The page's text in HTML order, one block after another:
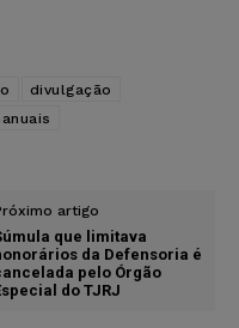
divulgação
artigo
que limitava
da Defensoria é
pelo Órgão
do TJRJ